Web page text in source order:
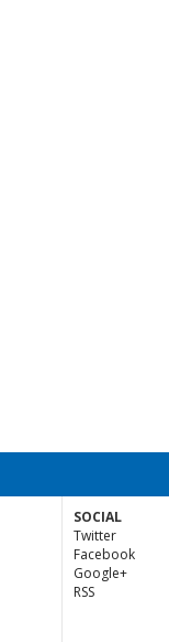
SOCIAL
Twitter
Facebook
Google+
RSS